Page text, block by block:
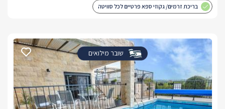
בריכת זרמים/ גקוזי ספא פרטיים לכל סוויטה
שובר מילואים